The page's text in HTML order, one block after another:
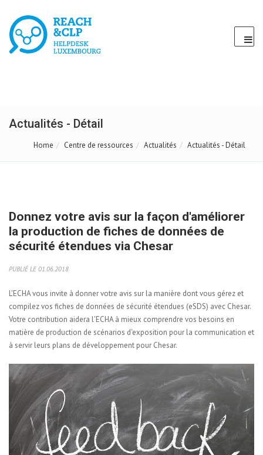
Actualités - Détail
Home Centre de ressources Actualités Actualités - Détail
Donnez votre avis sur la façon d'améliorer
la production de fiches de données de
sécurité étendues via Chesar
PUBLIÉ LE 01.06.2018
L'ECHA vous invite à donner votre avis sur la manière dont vous gérez et
compilez vos fiches de données de sécurité étendues (eSDS) avec Chesar.
Votre contribution aidera l'ECHA à mieux comprendre vos besoins en
matière de production de scénarios d'exposition pour la communication et
à servir leurs plans de développement pour Chesar.